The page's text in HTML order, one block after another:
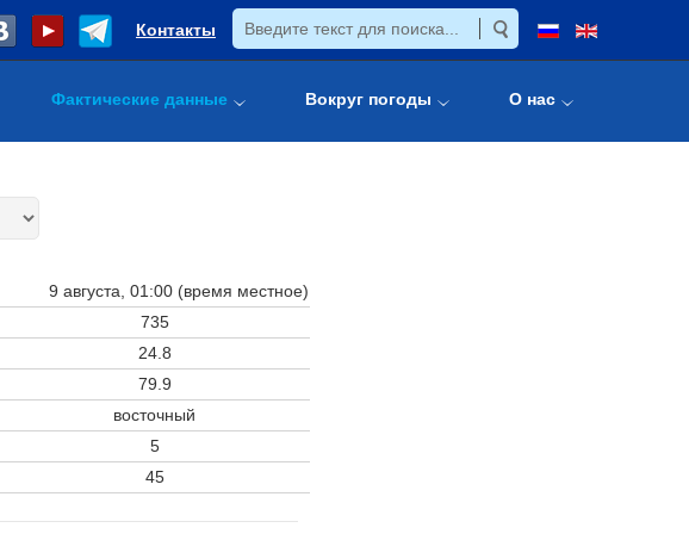
Контакты
Фактические данные Вокруг погоды О нас
9 августа, 01:00 (время местное)
735
24.8
79.9
восточный
5
45